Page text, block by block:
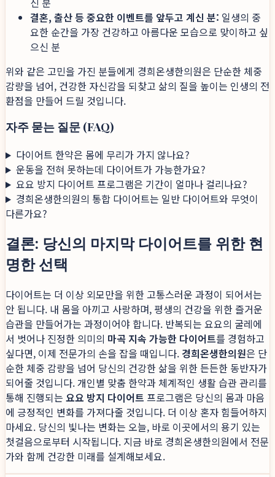
결혼, 출산 등 중요한 이벤트를 앞두고 계신 분: 일생의 중
요한 순간을 가장 건강하고 아름다운 모습으로 맞이하고 싶
으신 분
위와 같은 고민을 가진 분들에게 경희온생한의원은 단순한 체중
감량을 넘어, 건강한 자신감을 되찾고 삶의 질을 높이는 인생의 전
환점을 만들어 드릴 것입니다.
자주 묻는 질문 (FAQ)
다이어트 한약은 몸에 무리가 가지 않나요?
운동을 전혀 못하는데 다이어트가 가능한가요?
요요 방지 다이어트 프로그램은 기간이 얼마나 걸리나요?
경희온생한의원의 통합 다이어트는 일반 다이어트와 무엇이
다른가요?
결론: 당신의 마지막 다이어트를 위한 현
명한 선택
다이어트는 더 이상 외모만을 위한 고통스러운 과정이 되어서는
안 됩니다. 내 몸을 아끼고 사랑하며, 평생의 건강을 위한 즐거운
습관을 만들어가는 과정이어야 합니다. 반복되는 요요의 굴레에
서 벗어나 진정한 의미의 마곡 지속 가능한 다이어트를 경험하고
싶다면, 이제 전문가의 손을 잡을 때입니다. 경희온생한의원은 단
순한 체중 감량을 넘어 당신의 건강한 삶을 위한 든든한 동반자가
되어줄 것입니다. 개인별 맞춤 한약과 체계적인 생활 습관 관리를
통해 진행되는 요요 방지 다이어트 프로그램은 당신의 몸과 마음
에 긍정적인 변화를 가져다줄 것입니다. 더 이상 혼자 힘들어하지
마세요. 당신의 빛나는 변화는 오늘, 바로 이곳에서의 용기 있는
첫걸음으로부터 시작됩니다. 지금 바로 경희온생한의원에서 전문
가와 함께 건강한 미래를 설계해보세요.